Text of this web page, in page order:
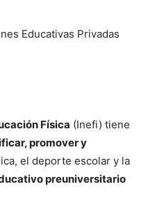
Educativas Privadas
Física (Inefi) tiene
promover y
el deporte escolar y la
preuniversitario